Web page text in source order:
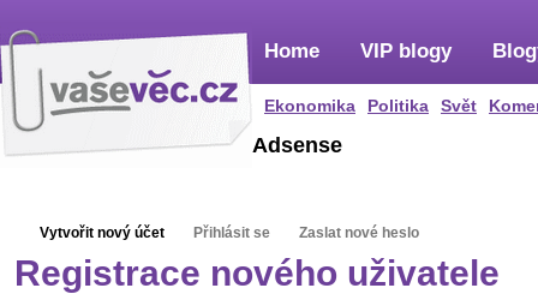
Home
Ekonomika Politika Svět
VIP blogy
Adsense
Vytvořit nový účet Přihlásit se Zaslat nové heslo
Registrace nového uživatele